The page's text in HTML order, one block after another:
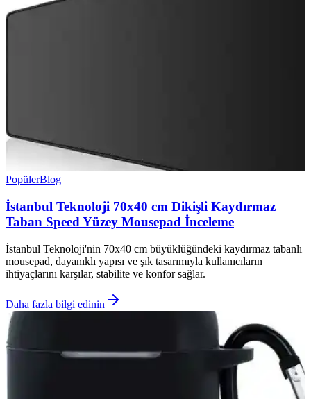
PopülerBlog
İstanbul Teknoloji 70x40 cm Dikişli Kaydırmaz
Taban Speed Yüzey Mousepad İnceleme
İstanbul Teknoloji'nin 70x40 cm büyüklüğündeki kaydırmaz tabanlı
mousepad, dayanıklı yapısı ve şık tasarımıyla kullanıcıların
ihtiyaçlarını karşılar, stabilite ve konfor sağlar.
Daha fazla bilgi edinin